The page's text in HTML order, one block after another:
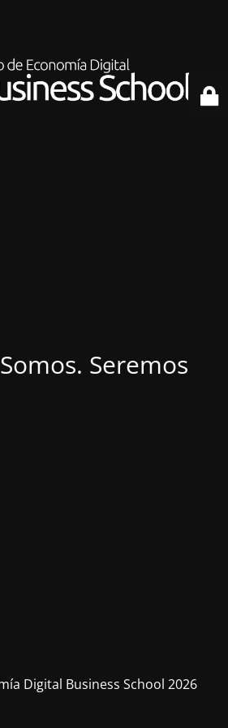
Seremos
Digital Business School 2026